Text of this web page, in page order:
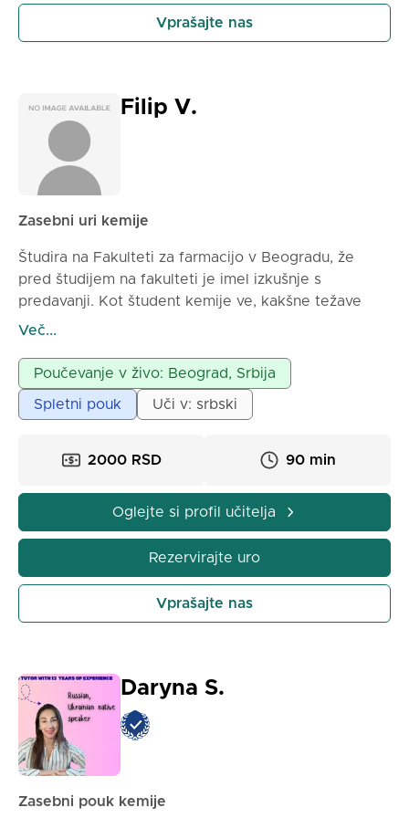
Vprašajte nas
Filip V.
Zasebni uri kemije
Študira na Fakulteti za farmacijo v Beogradu, že
pred študijem na fakulteti je imel izkušnje s
predavanji. Kot študent kemije ve, kakšne težave
prinaša ta predmet, in je tu, da olajša vse težave
Več...
Poučevanje v živo: Beograd, Srbija
Spletni pouk Uči v: srbski
2000 RSD 90 min
Oglejte si profil učitelja
Rezervirajte uro
Vprašajte nas
Daryna S.
Zasebni pouk kemije